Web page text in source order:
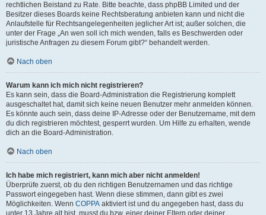
rechtlichen Beistand zu Rate. Bitte beachte, dass phpBB Limited und der
Besitzer dieses Boards keine Rechtsberatung anbieten kann und nicht die
Anlaufstelle für Rechtsangelegenheiten jeglicher Art ist; außer solchen, die
unter der Frage „An wen soll ich mich wenden, falls es Beschwerden oder
juristische Anfragen zu diesem Forum gibt?“ behandelt werden.
Nach oben
Warum kann ich mich nicht registrieren?
Es kann sein, dass die Board-Administration die Registrierung komplett
ausgeschaltet hat, damit sich keine neuen Benutzer mehr anmelden können.
Es könnte auch sein, dass deine IP-Adresse oder der Benutzername, mit dem
du dich registrieren möchtest, gesperrt wurden. Um Hilfe zu erhalten, wende
dich an die Board-Administration.
Nach oben
Ich habe mich registriert, kann mich aber nicht anmelden!
Überprüfe zuerst, ob du den richtigen Benutzernamen und das richtige
Passwort eingegeben hast. Wenn diese stimmen, dann gibt es zwei
Möglichkeiten. Wenn COPPA aktiviert ist und du angegeben hast, dass du
unter 13 Jahre alt bist, musst du bzw. einer deiner Eltern oder deiner